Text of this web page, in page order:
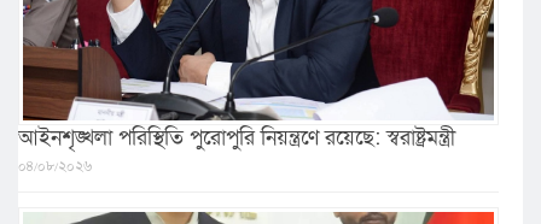
আইনশৃঙ্খলা পরিস্থিতি পুরোপুরি নিয়ন্ত্রণে রয়েছে: স্বরাষ্ট্রমন্ত্রী
০৪/০৮/২০২৬